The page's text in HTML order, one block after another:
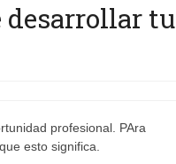
desarrollar tu
profesional. PAra
esto significa.